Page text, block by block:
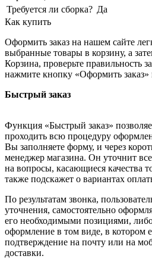
Требуется ли сборка? Да
Как купить
Оформить заказ на нашем сайте
выбранные товары в корзину, а
Корзина, проверьте правильность
нажмите кнопку «Оформить заказ»
Быстрый заказ
Функция «Быстрый заказ»
проходить всю процедуру
Вы заполняете форму, и через
менеджер магазина. Он уточнит все
на вопросы, касающиеся качества
также подскажет о вариантах
По результатам звонка,
уточнения, самостоятельно
его необходимыми позициями, либо
оформление в том виде, в котором
подтверждение на почту или на
доставки.